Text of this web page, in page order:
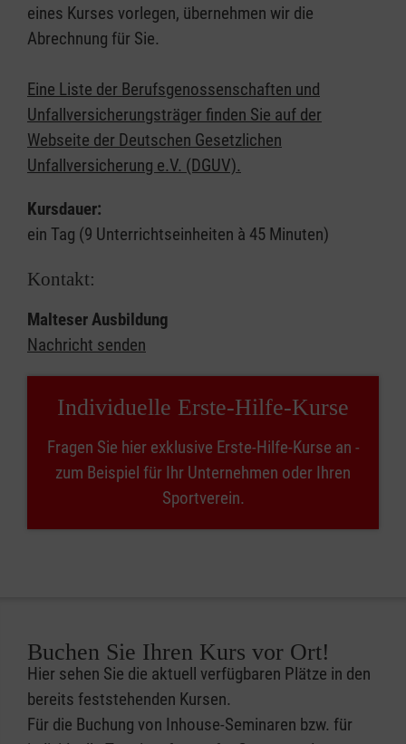
eines Kurses vorlegen, übernehmen wir die
Abrechnung für Sie.
Eine Liste der Berufsgenossenschaften und
Unfallversicherungsträger finden Sie auf der
Webseite der Deutschen Gesetzlichen
Unfallversicherung e.V. (DGUV).
Kursdauer:
ein Tag (9 Unterrichtseinheiten à 45 Minuten)
Kontakt:
Malteser Ausbildung
Nachricht senden
Individuelle Erste-Hilfe-Kurse
Fragen Sie hier exklusive Erste-Hilfe-Kurse an -
zum Beispiel für Ihr Unternehmen oder Ihren
Sportverein.
Buchen Sie Ihren Kurs vor Ort!
Hier sehen Sie die aktuell verfügbaren Plätze in den
bereits feststehenden Kursen.
Für die Buchung von Inhouse-Seminaren bzw. für